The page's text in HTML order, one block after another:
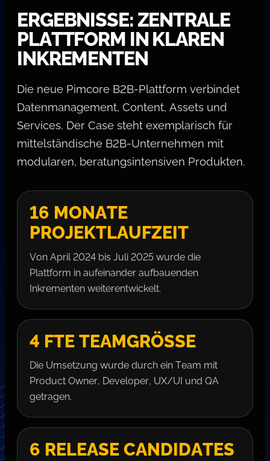
ERGEBNISSE: ZENTRALE
PLATTFORM IN KLAREN
INKREMENTEN
Die neue Pimcore B2B-Plattform verbindet
Datenmanagement, Content, Assets und
Services. Der Case steht exemplarisch für
mittelständische B2B-Unternehmen mit
modularen, beratungsintensiven Produkten.
16 MONATE
PROJEKTLAUFZEIT
Von April 2024 bis Juli 2025 wurde die
Plattform in aufeinander aufbauenden
Inkrementen weiterentwickelt.
4 FTE TEAMGRÖSSE
Die Umsetzung wurde durch ein Team mit
Product Owner, Developer, UX/UI und QA
getragen.
6 RELEASE CANDIDATES